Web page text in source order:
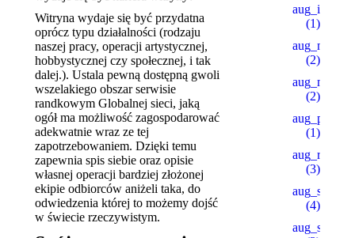
Witryna wydaje się być przydatna
oprócz typu działalności (rodzaju
naszej pracy, operacji artystycznej,
hobbystycznej czy społecznej, i tak
dalej.). Ustala pewną dostępną gwoli
wszelakiego obszar serwisie
randkowym Globalnej sieci, jaką
ogół ma możliwość zagospodarować
adekwatnie wraz ze tej
zapotrzebowaniem. Dzięki temu
zapewnia spis siebie oraz opisie
własnej operacji bardziej złożonej
ekipie odbiorców aniżeli taka, do
odwiedzenia której to możemy dojść
w świecie rzeczywistym.
aug_ipl
(1)
aug_mars
(2)
aug_mb_1
(2)
(1)
aug_rb
(3)
aug_sb
(4)
aug_slot_1